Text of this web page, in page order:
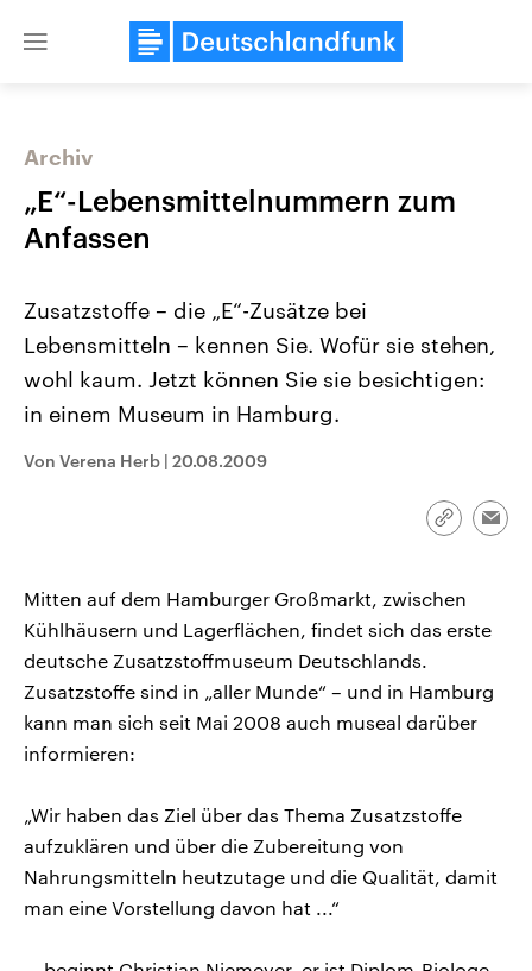
Close
Landtagswahl Sachsen-Anhalt
Alle Informationen
Sachsen-Anhalt wählt am 6.
und Hintergründe zu den Parteien
und Kandidaten der anstehenden
Wahl.
USA
den mächtigsten Ländern
mit großem Einfluss auf
Sendungen Programm Podcasts
Audio-Archiv
Archiv
„E“-Lebensmittelnummern zum
Anfassen
Zusatzstoffe – die „E“-Zusätze bei
Lebensmitteln – kennen Sie. Wofür sie stehen,
wohl kaum. Jetzt können Sie sie besichtigen:
in einem Museum in Hamburg.
Von Verena Herb | 20.08.2009
Link
Mitten auf dem Hamburger Großmarkt, zwischen
Kühlhäusern und Lagerflächen, findet sich das erste
deutsche Zusatzstoffmuseum Deutschlands.
Zusatzstoffe sind in „aller Munde“ – und in Hamburg
kann man sich seit Mai 2008 auch museal darüber
informieren:
„Wir haben das Ziel über das Thema Zusatzstoffe
aufzuklären und über die Zubereitung von
Nahrungsmitteln heutzutage und die Qualität, damit
man eine Vorstellung davon hat ...“